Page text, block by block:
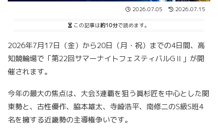
2026.07.05 2026.07.15
この記事は約10分で読めます。
2026年7月17日（金）から20日（月・祝）までの4日間、高
知競輪場で「第22回サマーナイトフェスティバルGⅡ」が開
催されます。
今年の最大の焦点は、大会3連覇を狙う眞杉匠を中心とした関
東勢と、古性優作、脇本雄太、寺崎浩平、南修二のS級S班4
名を擁する近畿勢の主導権争いです。